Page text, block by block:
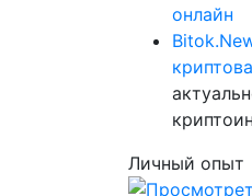
онлайн
Личный опыт